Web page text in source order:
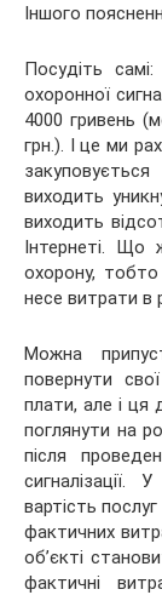
Іншого
Посудіть
охоронної
4000 гривень
грн.). І це ми
виходить
виходить
Інтернеті.
охорону,
несе витрати в
Можна
повернути
плати, але і
поглянути на
після
сигналізації.
вартість
фактичних
об’єкті
фактичні